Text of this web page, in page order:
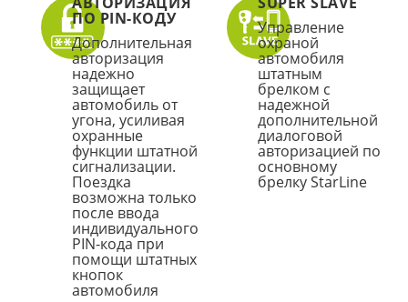
ПО PIN-КОДУ
Дополнительная
авторизация
надежно
защищает
автомобиль от
угона, усиливая
охранные
функции штатной
сигнализации.
Поездка
возможна только
после ввода
индивидуального
PIN-кода при
помощи штатных
кнопок
автомобиля
Управление
охраной
автомобиля
штатным
брелком с
надежной
дополнительной
диалоговой
авторизацией по
основному
брелку StarLine